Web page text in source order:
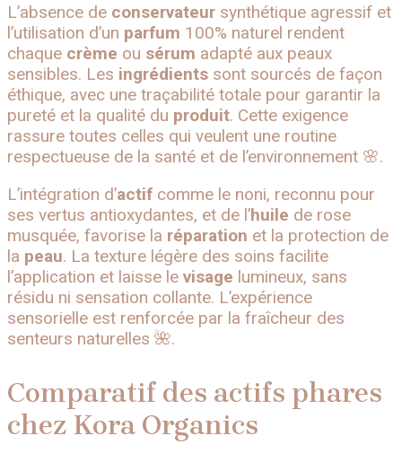
L’absence de conservateur synthétique agressif et
l’utilisation d’un parfum 100% naturel rendent
chaque crème ou sérum adapté aux peaux
sensibles. Les ingrédients sont sourcés de façon
éthique, avec une traçabilité totale pour garantir la
pureté et la qualité du produit. Cette exigence
rassure toutes celles qui veulent une routine
respectueuse de la santé et de l’environnement 🌸.
L’intégration d’actif comme le noni, reconnu pour
ses vertus antioxydantes, et de l’huile de rose
musquée, favorise la réparation et la protection de
la peau. La texture légère des soins facilite
l’application et laisse le visage lumineux, sans
résidu ni sensation collante. L’expérience
sensorielle est renforcée par la fraîcheur des
senteurs naturelles 🌺.
Comparatif des actifs phares
chez Kora Organics